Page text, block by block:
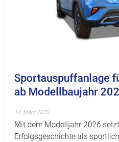
Sportauspuffanlage
ab Modellbaujahr
13. März 2026
Mit dem Modelljahr 2026
Erfolgsgeschichte als